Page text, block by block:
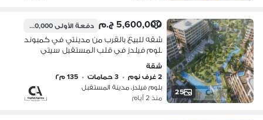
25
5,600,000 ج.م دفعة الأولى280,000 ج.م
شقه للبيع بالقرب من مدينتي في كمبوند
بلوم فيلدز في قلب المستقبل سيتي
Misr
شقة
2 غرف نوم
• 3 حمامات • 135 م٢
بلوم فيلدز، مدينة المستقبل
منذ 2 أيام